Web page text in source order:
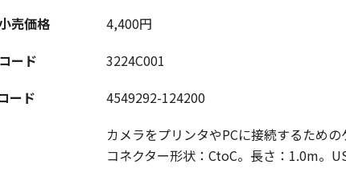
売価格
4,400円
ード
3224C001
ード
4549292-124200
カメラをプリンタやPCに接続するための
コネクター形状：CtoC。長さ：1.0m。